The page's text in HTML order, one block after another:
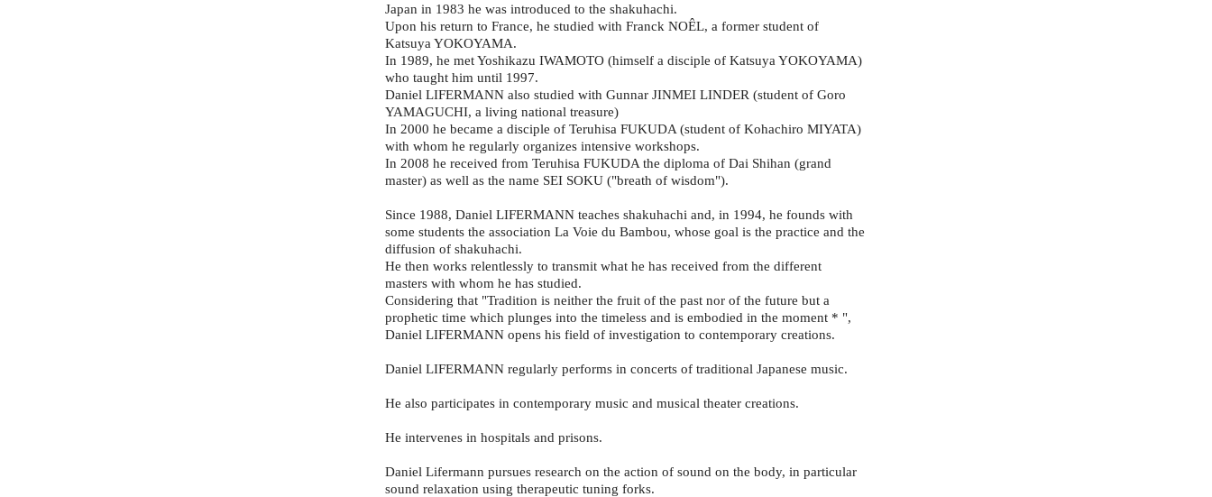
Japan in 1983 he was introduced to the shakuhachi.
Upon his return to France, he studied with Franck NOÊL, a former student of
Katsuya YOKOYAMA.
In 1989, he met Yoshikazu IWAMOTO (himself a disciple of Katsuya YOKOYAMA)
who taught him until 1997.
Daniel LIFERMANN also studied with Gunnar JINMEI LINDER (student of Goro
YAMAGUCHI, a living national treasure)
In 2000 he became a disciple of Teruhisa FUKUDA (student of Kohachiro MIYATA)
with whom he regularly organizes intensive workshops.
In 2008 he received from Teruhisa FUKUDA the diploma of Dai Shihan (grand
master) as well as the name SEI SOKU ("breath of wisdom").
Since 1988, Daniel LIFERMANN teaches shakuhachi and, in 1994, he founds with
some students the association La Voie du Bambou, whose goal is the practice and the
diffusion of shakuhachi.
He then works relentlessly to transmit what he has received from the different
masters with whom he has studied.
Considering that "Tradition is neither the fruit of the past nor of the future but a
prophetic time which plunges into the timeless and is embodied in the moment * ",
Daniel LIFERMANN opens his field of investigation to contemporary creations.
Daniel LIFERMANN regularly performs in concerts of traditional Japanese music.
He also participates in contemporary music and musical theater creations.
He intervenes in hospitals and prisons.
Daniel Lifermann pursues research on the action of sound on the body, in particular
sound relaxation using therapeutic tuning forks.